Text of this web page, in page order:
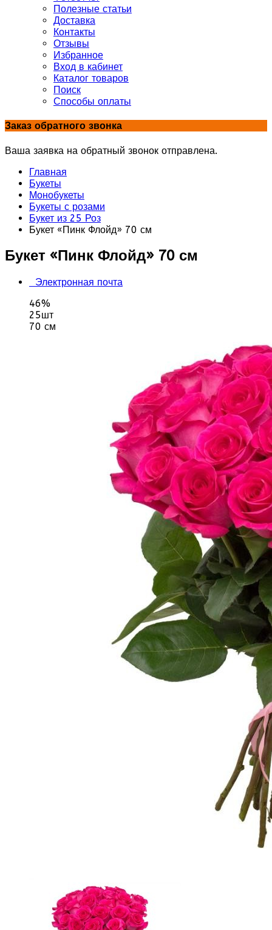
Полезные статьи
Доставка
Контакты
Отзывы
Избранное
Вход в кабинет
Каталог товаров
Поиск
Способы оплаты
Заказ обратного звонка
Ваша заявка на обратный звонок отправлена.
Главная
Букеты
Монобукеты
Букеты с розами
Букет из 25 Роз
Букет «Пинк Флойд» 70 см
Букет «Пинк Флойд» 70 см
Электронная почта
46%
25шт
70 см